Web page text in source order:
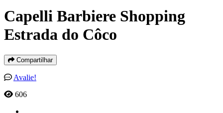
Capelli Barbiere Shopping
Estrada do Côco
Compartilhar
Avalie!
606